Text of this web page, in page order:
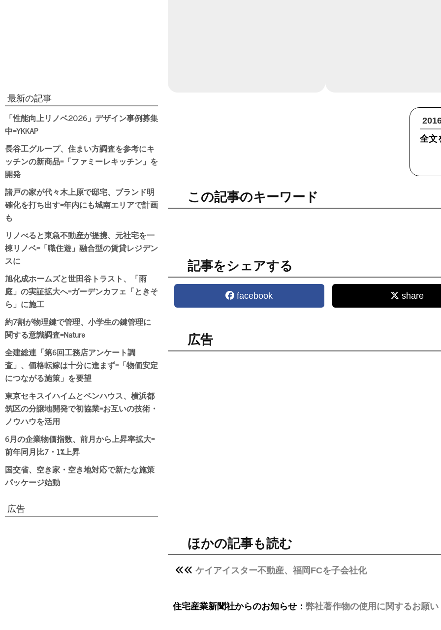
全文
この記事のキーワード
記事をシェアする
facebook share
広告
ほかの記事も読む
ケイアイスター不動産、福岡FCを子会社化
住宅産業新聞社からのお知らせ： 弊社著作物の使用に関するお願い
最新の記事
「性能向上リノベ2026」デザイン事例募集
中=YKKAP
長谷工グループ、住まい方調査を参考にキ
ッチンの新商品=「ファミーレキッチン」を
開発
諸戸の家が代々木上原で邸宅、ブランド明
確化を打ち出す=年内にも城南エリアで計画
も
リノべると東急不動産が提携、元社宅を一
棟リノベ=「職住遊」融合型の賃貸レジデン
スに
旭化成ホームズと世田谷トラスト、「雨
庭」の実証拡大へ=ガーデンカフェ「ときそ
ら」に施工
約7割が物理鍵で管理、小学生の鍵管理に
関する意識調査=Nature
全建総連「第6回工務店アンケート調
査」、価格転嫁は十分に進まず=「物価安定
につながる施策」を要望
東京セキスイハイムとベンハウス、横浜都
筑区の分譲地開発で初協業=お互いの技術・
ノウハウを活用
6月の企業物価指数、前月から上昇率拡大=
前年同月比7・1%上昇
国交省、空き家・空き地対応で新たな施策
パッケージ始動
広告